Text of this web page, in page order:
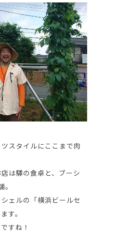
スタイルにここまで肉
は驛の食卓と、ブーシ
ェルの「横浜ビールセ
す。
すね！